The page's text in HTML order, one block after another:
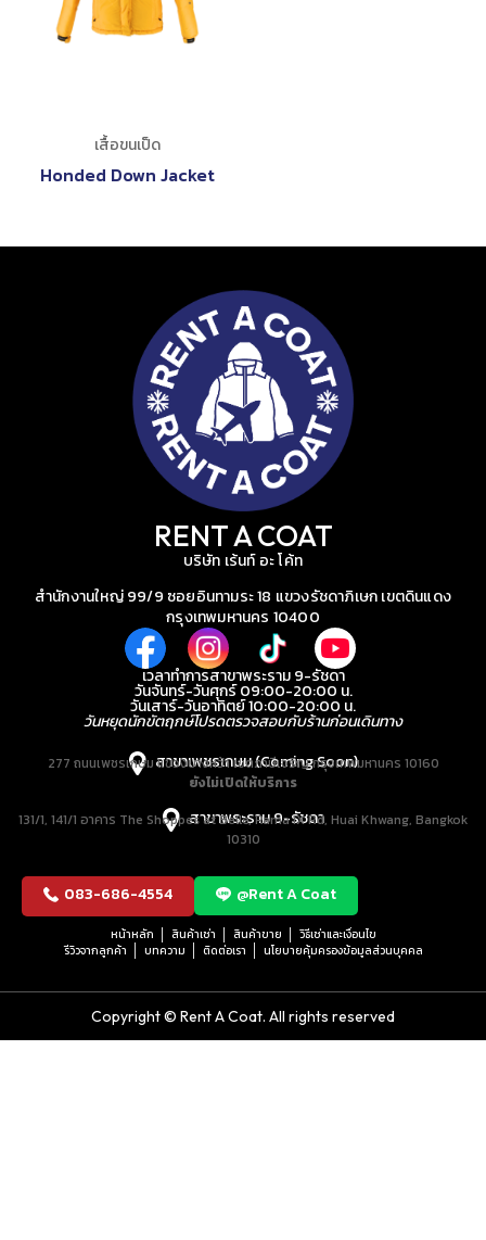
เสื้อขนเป็ด
Honded Down Jacket
RENT A COAT
บริษัท เร้นท์ อะ โค้ท
สำนักงานใหญ่ 99/9 ซอยอินทามระ 18 แขวงรัชดาภิเษก เขตดินแดง
กรุงเทพมหานคร 10400
เวลาทำการสาขาพระราม 9-รัชดา
วันจันทร์-วันศุกร์ 09:00-20:00 น.
วันเสาร์-วันอาทิตย์ 10:00-20:00 น.
วันหยุดนักขัตฤกษ์โปรดตรวจสอบกับร้านก่อนเดินทาง
สาขาเพชรเกษม (Coming Soon)
277 ถนนเพชรเกษม แขวงบางหว้า เขตภาษีเจริญ กรุงเทพมหานคร 10160
ยังไม่เปิดให้บริการ
สาขาพระราม 9-รัชดา
131/1, 141/1 อาคาร The Shoppes at Belle, Rama IX Rd, Huai Khwang, Bangkok
10310
083-686-4554 @Rent A Coat
หน้าหลัก สินค้าเช่า สินค้าขาย
วิธีเช่าและเงื่อนไข
รีวิวจากลูกค้า
บทความ ติดต่อเรา นโยบายคุ้มครองข้อมูลส่วนบุคคล
Copyright © Rent A Coat. All rights reserved